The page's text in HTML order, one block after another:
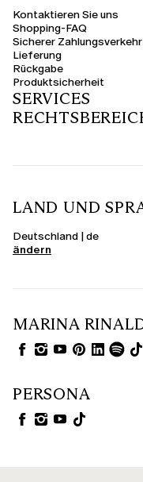
Kontaktieren Sie uns
Shopping-FAQ
Sicherer Zahlungsverkehr
Lieferung
Rückgabe
Produktsicherheit
SERVICES
LAND UND
Deutschland | de
ändern
MARINA
PERSONA